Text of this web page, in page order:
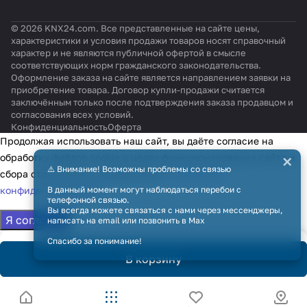
estic)
В корзину
© 2026 KNX24.com. Все представленные на сайте цены,
характеристики и условия продажи товаров носят справочный
характер и не являются публичной офертой в смысле
соответствующих норм гражданского законодательства.
Оформление заказа на сайте является направлением заявки на
приобретение товара. Договор купли-продажи считается
заключённым только после подтверждения заказа продавцом и
согласования всех условий.
КонфиденциальностьОферта
⚠️ Внимание! Возможны проблемы со связью
В данный момент могут наблюдаться перебои с
телефонной связью.
Вы всегда можете связаться с нами через мессенджеры,
написать на email или позвонить в Max
Спасибо за понимание!
×
Продолжая использовать наш сайт, вы даёте согласие на
обработку файлов cookie в целях функционирования сайта и
сбора статистики в соответствии сполитикой
конфиденциальности
Я согласен